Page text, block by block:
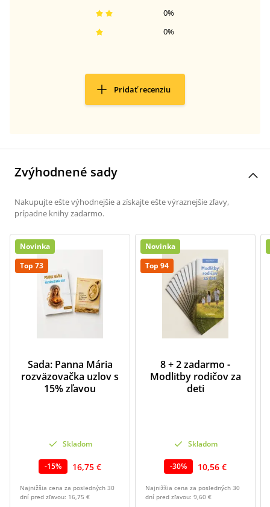
0%
0%
Pridať recenziu
Zvýhodnené sady
Nakupujte ešte výhodnejšie a získajte ešte výraznejšie zľavy,
prípadne knihy zadarmo.
Novinka
Top 73
Sada: Panna Mária
rozväzovačka uzlov s
15% zľavou
Skladom
-15% 16,75 €
Najnižšia cena za posledných 30
dní pred zľavou: 16,75 €
Novinka
Top 94
8 + 2 zadarmo -
Modlitby rodičov za
deti
Skladom
-30% 10,56 €
Najnižšia cena za posledných 30
dní pred zľavou: 9,60 €